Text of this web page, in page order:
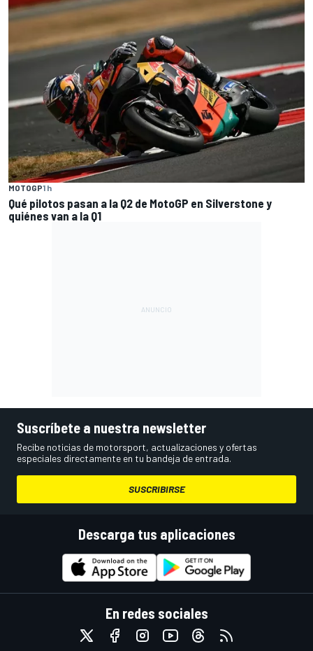
MOTOGP1 h
Qué pilotos pasan a la Q2 de MotoGP en Silverstone y
quiénes van a la Q1
Suscríbete a nuestra newsletter
Recibe noticias de motorsport, actualizaciones y ofertas
especiales directamente en tu bandeja de entrada.
SUSCRIBIRSE
Descarga tus aplicaciones
En redes sociales